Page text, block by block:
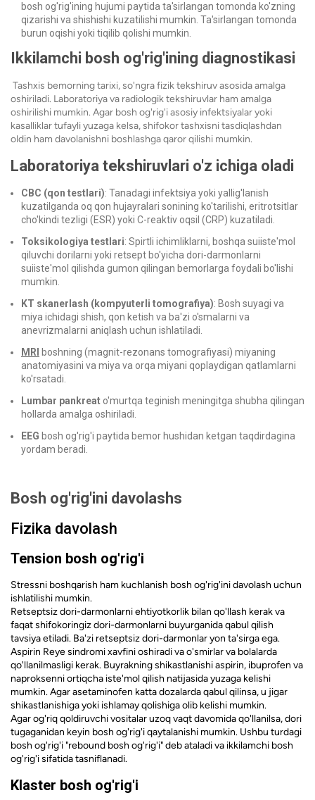
bosh og'rig'ining hujumi paytida ta'sirlangan tomonda ko'zning
qizarishi va shishishi kuzatilishi mumkin. Ta'sirlangan tomonda
burun oqishi yoki tiqilib qolishi mumkin.
Ikkilamchi bosh og'rig'ining diagnostikasi
Tashxis bemorning tarixi, so'ngra fizik tekshiruv asosida amalga
oshiriladi. Laboratoriya va radiologik tekshiruvlar ham amalga
oshirilishi mumkin. Agar bosh og'rig'i asosiy infektsiyalar yoki
kasalliklar tufayli yuzaga kelsa, shifokor tashxisni tasdiqlashdan
oldin ham davolanishni boshlashga qaror qilishi mumkin.
Laboratoriya tekshiruvlari o'z ichiga oladi
CBC (qon testlari): Tanadagi infektsiya yoki yallig'lanish
kuzatilganda oq qon hujayralari sonining ko'tarilishi, eritrotsitlar
cho'kindi tezligi (ESR) yoki C-reaktiv oqsil (CRP) kuzatiladi.
Toksikologiya testlari: Spirtli ichimliklarni, boshqa suiiste'mol
qiluvchi dorilarni yoki retsept bo'yicha dori-darmonlarni
suiiste'mol qilishda gumon qilingan bemorlarga foydali bo'lishi
mumkin.
KT skanerlash (kompyuterli tomografiya): Bosh suyagi va
miya ichidagi shish, qon ketish va ba'zi o'smalarni va
anevrizmalarni aniqlash uchun ishlatiladi.
MRI
boshning (magnit-rezonans tomografiyasi) miyaning
anatomiyasini va miya va orqa miyani qoplaydigan qatlamlarni
ko'rsatadi.
Lumbar pankreat o'murtqa teginish meningitga shubha qilingan
hollarda amalga oshiriladi.
EEG bosh og'rig'i paytida bemor hushidan ketgan taqdirdagina
yordam beradi.
Bosh og'rig'ini davolashs
Fizika davolash
Tension bosh og'rig'i
Stressni boshqarish ham kuchlanish bosh og'rig'ini davolash uchun
ishlatilishi mumkin.
Retseptsiz dori-darmonlarni ehtiyotkorlik bilan qo'llash kerak va
faqat shifokoringiz dori-darmonlarni buyurganida qabul qilish
tavsiya etiladi. Ba'zi retseptsiz dori-darmonlar yon ta'sirga ega.
Aspirin Reye sindromi xavfini oshiradi va o'smirlar va bolalarda
qo'llanilmasligi kerak. Buyrakning shikastlanishi aspirin, ibuprofen va
naproksenni ortiqcha iste'mol qilish natijasida yuzaga kelishi
mumkin. Agar asetaminofen katta dozalarda qabul qilinsa, u jigar
shikastlanishiga yoki ishlamay qolishiga olib kelishi mumkin.
Agar og'riq qoldiruvchi vositalar uzoq vaqt davomida qo'llanilsa, dori
tugaganidan keyin bosh og'rig'i qaytalanishi mumkin. Ushbu turdagi
bosh og'rig'i "rebound bosh og'rig'i" deb ataladi va ikkilamchi bosh
og'rig'i sifatida tasniflanadi.
Klaster bosh og'rig'i